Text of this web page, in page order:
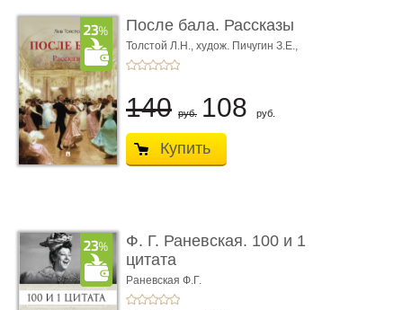
После бала. Рассказы
Толстой Л.Н., худож. Пичугин З.Е.,
худож. Лебедев А.И.,
140 руб. 108 руб.
Купить
Ф. Г. Раневская. 100 и 1
цитата
Раневская Ф.Г.